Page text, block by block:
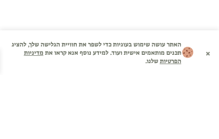
האתר עושה שימוש בעוגיות כדי לשפר את חוויית הגלישה שלך, להציג
תכנים מותאמים אישית ועוד. למידע נוסף אנא קראו את מדיניות
הפרטיותשלנו.
×